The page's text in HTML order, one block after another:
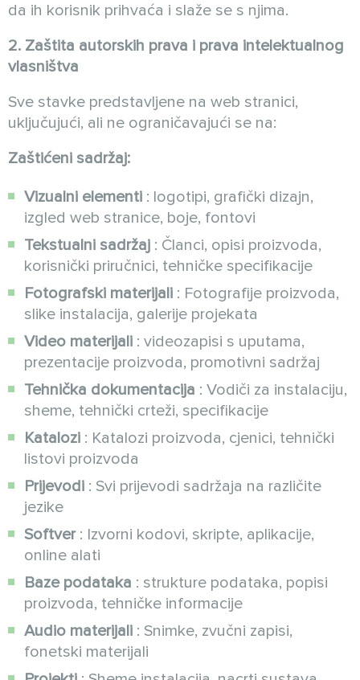
da ih korisnik prihvaća i slaže se s njima.
2. Zaštita autorskih prava i prava intelektualnog
vlasništva
Sve stavke predstavljene na web stranici,
uključujući, ali ne ograničavajući se na:
Zaštićeni sadržaj:
Vizualni elementi : logotipi, grafički dizajn,
izgled web stranice, boje, fontovi
Tekstualni sadržaj : Članci, opisi proizvoda,
korisnički priručnici, tehničke specifikacije
Fotografski materijali : Fotografije proizvoda,
slike instalacija, galerije projekata
Video materijali : videozapisi s uputama,
prezentacije proizvoda, promotivni sadržaj
Tehnička dokumentacija : Vodiči za instalaciju,
sheme, tehnički crteži, specifikacije
Katalozi : Katalozi proizvoda, cjenici, tehnički
listovi proizvoda
Prijevodi : Svi prijevodi sadržaja na različite
jezike
Softver: Izvorni kodovi, skripte, aplikacije,
online alati
Baze podataka : strukture podataka, popisi
proizvoda, tehničke informacije
Audio materijali : Snimke, zvučni zapisi,
fonetski materijali